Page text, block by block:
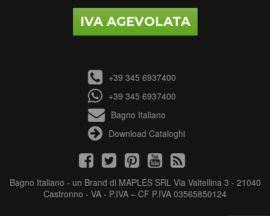
IVA AGEVOLATA
+39 345 6937400
+39 345 6937400
Bagno Italiano
Download Cataloghi
Bagno Italiano - un Brand di MAPLES SRL Via Valtellina 3 - 21040
Castronno - VA - P.IVA – CF P.IVA 03565850124